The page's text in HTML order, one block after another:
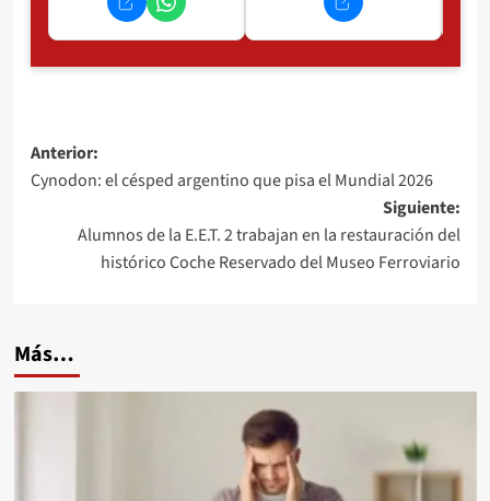
Navegación
de
entradas
Anterior:
Cynodon: el césped argentino que pisa el Mundial 2026
Siguiente:
Alumnos de la E.E.T. 2 trabajan en la restauración del
histórico Coche Reservado del Museo Ferroviario
Más…